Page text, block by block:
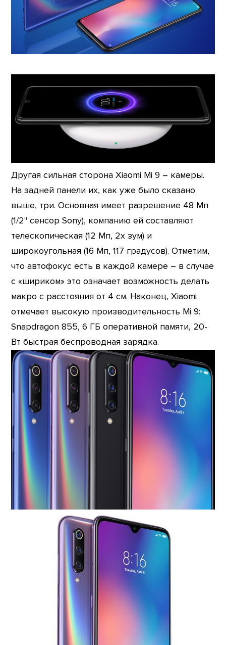
Другая сильная сторона Xiaomi Mi 9 – камеры.
На задней панели их, как уже было сказано
выше, три. Основная имеет разрешение 48 Мп
(1/2" сенсор Sony), компанию ей составляют
телескопическая (12 Мп, 2х зум) и
широкоугольная (16 Мп, 117 градусов). Отметим,
что автофокус есть в каждой камере – в случае
с «шириком» это означает возможность делать
макро с расстояния от 4 см. Наконец, Xiaomi
отмечает высокую производительность Mi 9:
Snapdragon 855, 6 ГБ оперативной памяти, 20-
Вт быстрая беспроводная зарядка.